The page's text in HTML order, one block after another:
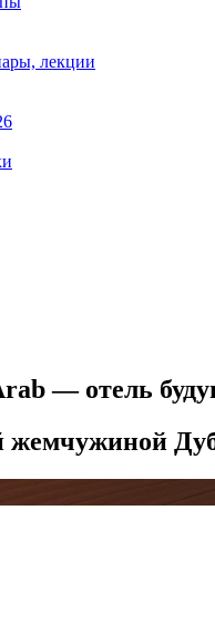
лекции
— отель
жемчужиной